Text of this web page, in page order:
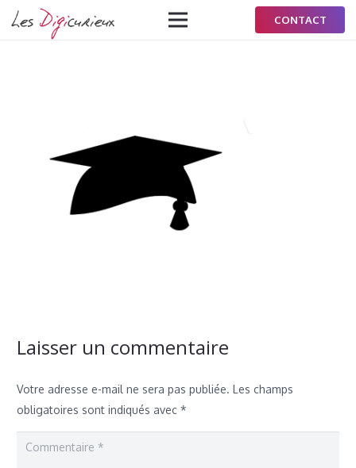
CONTACT
Laisser un commentaire
Votre adresse e-mail ne sera pas publiée. Les champs
obligatoires sont indiqués avec *